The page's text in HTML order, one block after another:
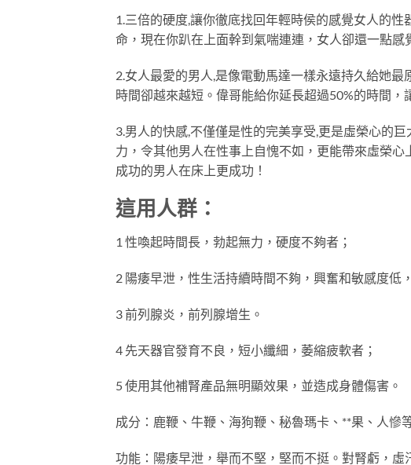
1.三倍的硬度,讓你徹底找回年輕時侯的感覺女人的
命，現在你趴在上面幹到氣喘連連，女人卻還一點
2.女人最愛的男人,是像電動馬達一樣永遠持久給她
時間卻越來越短。偉哥能給你延長超過50%的時間
3.男人的快感,不僅僅是性的完美享受,更是虛榮心的
力，令其他男人在性事上自愧不如，更能帶來虛榮
成功的男人在床上更成功！
這用人群：
1 性喚起時間長，勃起無力，硬度不夠者；
2 陽痿早泄，性生活持續時間不夠，興奮和敏感度低
3 前列腺炎，前列腺增生。
4 先天器官發育不良，短小纖細，萎縮疲軟者；
5 使用其他補腎產品無明顯效果，並造成身體傷害。
成分：鹿鞭、牛鞭、海狗鞭、秘魯瑪卡、**果、人慘
功能：陽痿早泄，舉而不堅，堅而不挺。對腎虧，虛